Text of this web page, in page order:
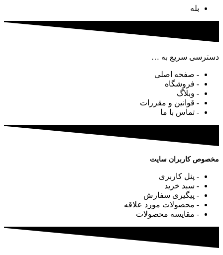
بله
دسترسی سریع به …
- صفحه اصلی
- فروشگاه
- وبلاگ
- قوانین و مقررات
- تماس با ما
مخصوص کاربران سایت
- پنل کاربری
- سبد خرید
- پیگیری سفارش
- محصولات مورد علاقه
- مقایسه محصولات